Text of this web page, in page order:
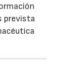
prevista